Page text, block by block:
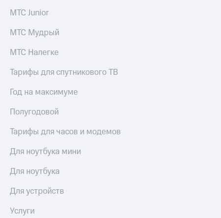
МТС Junior
МТС Мудрый
МТС Налегке
Тарифы для спутникового ТВ
Год на максимуме
Полугодовой
Тарифы для часов и модемов
Для ноутбука мини
Для ноутбука
Для устройств
Услуги